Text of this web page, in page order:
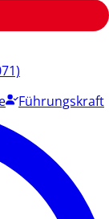
Führungskraft